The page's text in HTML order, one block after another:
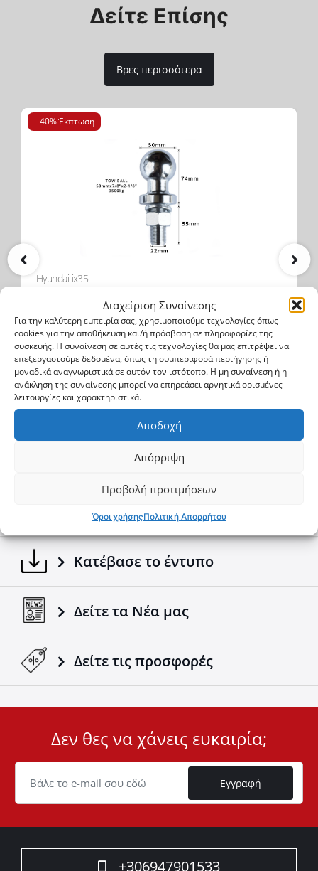
Διαχείριση Συναίνεσης
Για την καλύτερη εμπειρία σας, χρησιμοποιούμε τεχνολογίες όπως
cookies για την αποθήκευση και/ή πρόσβαση σε πληροφορίες της
συσκευής. Η συναίνεση σε αυτές τις τεχνολογίες θα μας επιτρέψει να
επεξεργαστούμε δεδομένα, όπως τη συμπεριφορά περιήγησης ή
μοναδικά αναγνωριστικά σε αυτόν τον ιστότοπο. Η μη συναίνεση ή η
ανάκληση της συναίνεσης μπορεί να επηρεάσει αρνητικά ορισμένες
λειτουργίες και χαρακτηριστικά.
Αποδοχή
Απόρριψη
Προβολή προτιμήσεων
Όροι χρήσηςΠολιτική Απορρήτου
Δείτε Επίσης
Βρες περισσότερα
- 40% Έκπτωση
Hyundai ix35
BALL 700
18.6$ 24.8$
Αγορά
Φτιάξε το δικό σου
Κατέβασε το έντυπο
Δείτε τα Νέα μας
Δείτε τις προσφορές
ID
Cookie
Δεν θες να χάνεις ευκαιρία;
Εγγραφή
+306947901533